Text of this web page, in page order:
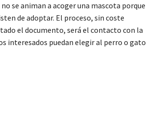
se animan a acoger una mascota porque
de adoptar. El proceso, sin coste
el documento, será el contacto con la
interesados puedan elegir al perro o gato